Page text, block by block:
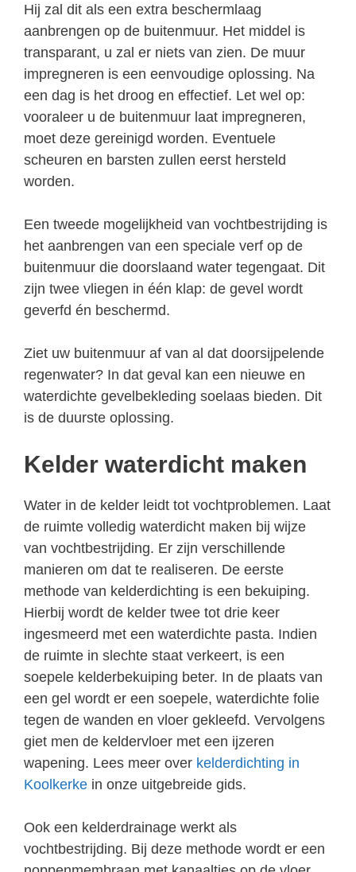
Hij zal dit als een extra beschermlaag
aanbrengen op de buitenmuur. Het middel is
transparant, u zal er niets van zien. De muur
impregneren is een eenvoudige oplossing. Na
een dag is het droog en effectief. Let wel op:
vooraleer u de buitenmuur laat impregneren,
moet deze gereinigd worden. Eventuele
scheuren en barsten zullen eerst hersteld
worden.
Een tweede mogelijkheid van vochtbestrijding is
het aanbrengen van een speciale verf op de
buitenmuur die doorslaand water tegengaat. Dit
zijn twee vliegen in één klap: de gevel wordt
geverfd én beschermd.
Ziet uw buitenmuur af van al dat doorsijpelende
regenwater? In dat geval kan een nieuwe en
waterdichte gevelbekleding soelaas bieden. Dit
is de duurste oplossing.
Kelder waterdicht maken
Water in de kelder leidt tot vochtproblemen. Laat
de ruimte volledig waterdicht maken bij wijze
van vochtbestrijding. Er zijn verschillende
manieren om dat te realiseren. De eerste
methode van kelderdichting is een bekuiping.
Hierbij wordt de kelder twee tot drie keer
ingesmeerd met een waterdichte pasta. Indien
de ruimte in slechte staat verkeert, is een
soepele kelderbekuiping beter. In de plaats van
een gel wordt er een soepele, waterdichte folie
tegen de wanden en vloer gekleefd. Vervolgens
giet men de keldervloer met een ijzeren
wapening. Lees meer over kelderdichting in
Koolkerke in onze uitgebreide gids.
Ook een kelderdrainage werkt als
vochtbestrijding. Bij deze methode wordt er een